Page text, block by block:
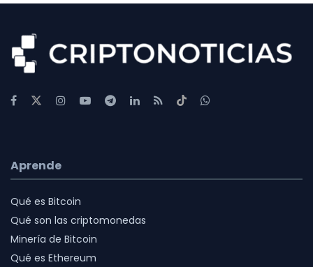
Aprende
Qué es Bitcoin
Qué son las criptomonedas
Minería de Bitcoin
Qué es Ethereum